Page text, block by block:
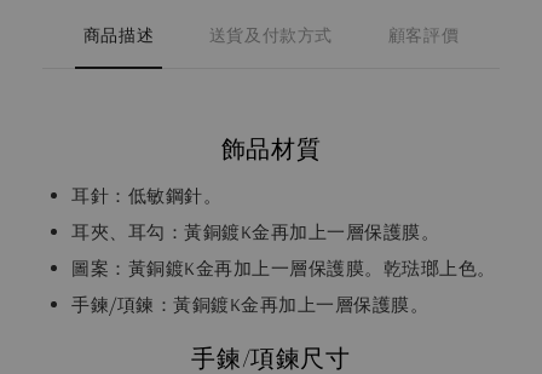
商品描述 送貨及付款方式 顧客評價
飾品材質
耳針：低敏鋼針。
耳夾、耳勾：黃銅鍍K金再加上一層保護膜。
圖案：黃銅鍍K金再加上一層保護膜。乾琺瑯上色。
手鍊/項鍊：黃銅鍍K金再加上一層保護膜。
手鍊/項鍊尺寸